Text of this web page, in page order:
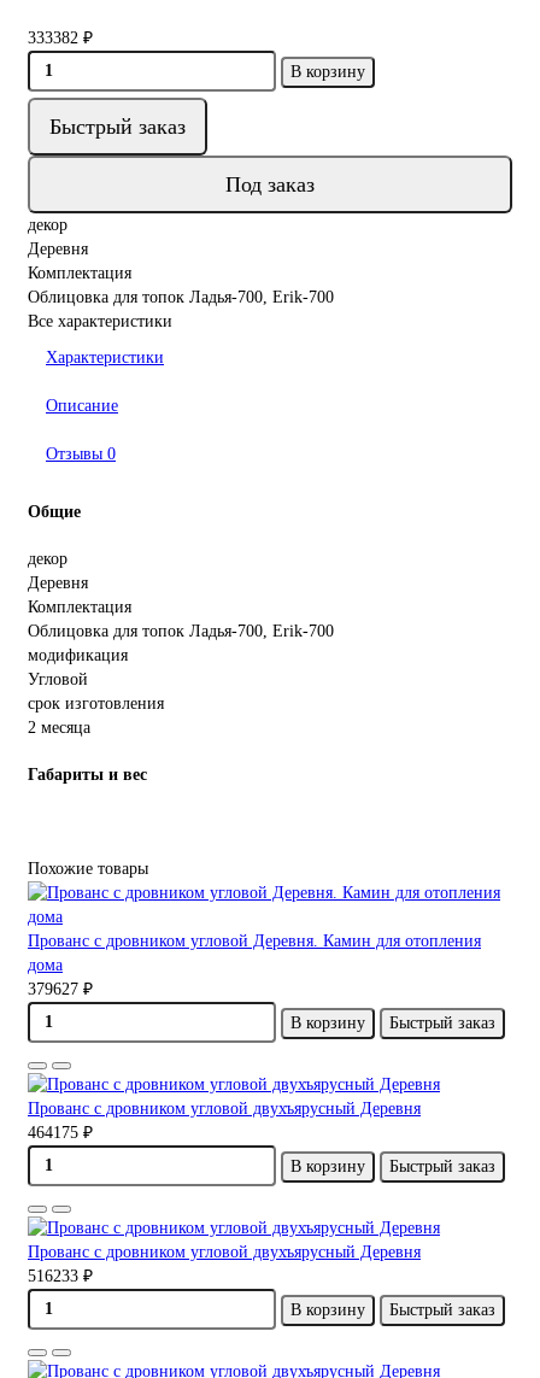
333382 ₽
В корзину
Быстрый заказ
Под заказ
декор
Деревня
Комплектация
Облицовка для топок Ладья-700, Erik-700
Все характеристики
Характеристики
Описание
Отзывы 0
Общие
декор
Деревня
Комплектация
Облицовка для топок Ладья-700, Erik-700
модификация
Угловой
срок изготовления
2 месяца
Габариты и вес
Похожие товары
Прованс с дровником угловой Деревня. Камин для отопления
дома
379627 ₽
В корзину
Быстрый заказ
Прованс с дровником угловой двухъярусный Деревня
464175 ₽
В корзину
Быстрый заказ
Прованс с дровником угловой двухъярусный Деревня
516233 ₽
В корзину
Быстрый заказ